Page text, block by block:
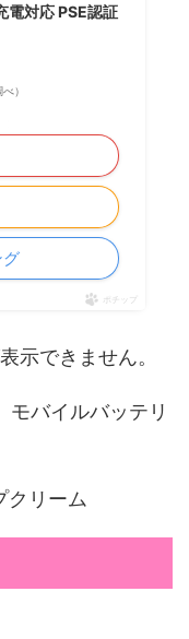
対応 PSE認証
）
ポチップ
示できません。
モバイルバッテリ
クリーム